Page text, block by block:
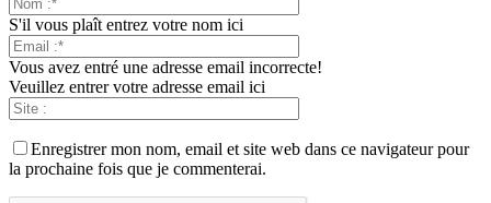
S'il vous plaît entrez votre nom ici
Vous avez entré une adresse email incorrecte!
Veuillez entrer votre adresse email ici
Enregistrer mon nom, email et site web dans ce navigateur pour
la prochaine fois que je commenterai.